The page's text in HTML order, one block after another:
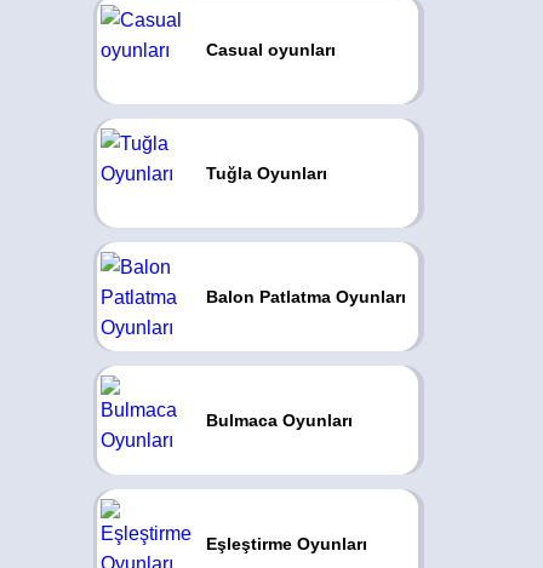
Casual oyunları
Tuğla Oyunları
Balon Patlatma Oyunları
Bulmaca Oyunları
Eşleştirme Oyunları